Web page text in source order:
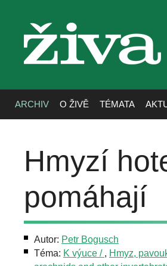
živa
ARCHIV O ŽIVĚ TÉMATA
Hmyzí
pomáhají
Autor: Petr Bogusch
Téma: K výuce / , Hmyz,